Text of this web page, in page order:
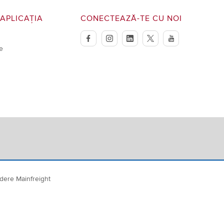
CONECTEAZĂ-TE CU NOI
facebookinstagramlinkedintwitteryoutube
Mainfreight